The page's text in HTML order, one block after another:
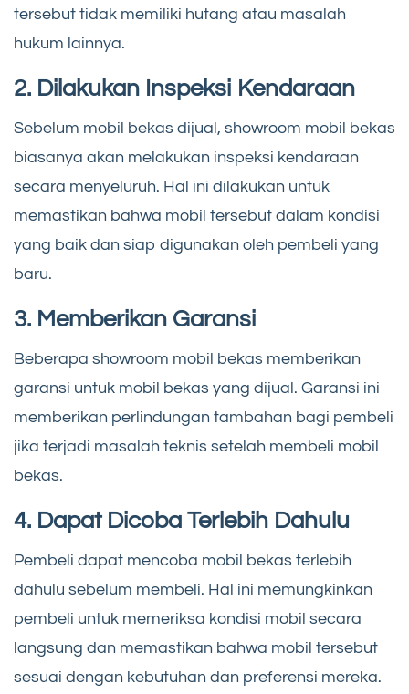
tersebut tidak memiliki hutang atau masalah
hukum lainnya.
2. Dilakukan Inspeksi Kendaraan
Sebelum mobil bekas dijual, showroom mobil bekas
biasanya akan melakukan inspeksi kendaraan
secara menyeluruh. Hal ini dilakukan untuk
memastikan bahwa mobil tersebut dalam kondisi
yang baik dan siap digunakan oleh pembeli yang
baru.
3. Memberikan Garansi
Beberapa showroom mobil bekas memberikan
garansi untuk mobil bekas yang dijual. Garansi ini
memberikan perlindungan tambahan bagi pembeli
jika terjadi masalah teknis setelah membeli mobil
bekas.
4. Dapat Dicoba Terlebih Dahulu
Pembeli dapat mencoba mobil bekas terlebih
dahulu sebelum membeli. Hal ini memungkinkan
pembeli untuk memeriksa kondisi mobil secara
langsung dan memastikan bahwa mobil tersebut
sesuai dengan kebutuhan dan preferensi mereka.